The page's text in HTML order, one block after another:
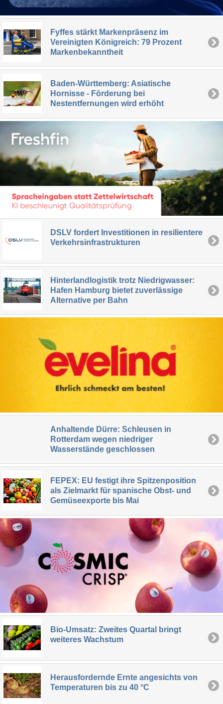
Fyffes stärkt Markenpräsenz im
Vereinigten Königreich: 79 Prozent
Markenbekanntheit
Baden-Württemberg: Asiatische
Hornisse - Förderung bei
Nestentfernungen wird erhöht
DSLV fordert Investitionen in resilientere
Verkehrsinfrastrukturen
Hinterlandlogistik trotz Niedrigwasser:
Hafen Hamburg bietet zuverlässige
Alternative per Bahn
Anhaltende Dürre: Schleusen in
Rotterdam wegen niedriger
Wasserstände geschlossen
FEPEX: EU festigt ihre Spitzenposition
als Zielmarkt für spanische Obst- und
Gemüseexporte bis Mai
Bio-Umsatz: Zweites Quartal bringt
weiteres Wachstum
Herausfordernde Ernte angesichts von
Temperaturen bis zu 40 °C